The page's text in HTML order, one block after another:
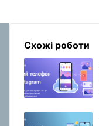
Схожі роботи